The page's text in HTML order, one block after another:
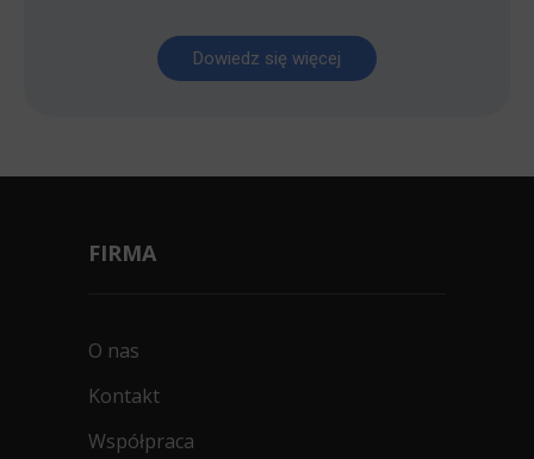
Dowiedz się więcej
FIRMA
O nas
Kontakt
Współpraca